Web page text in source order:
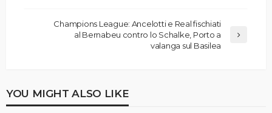
Champions League: Ancelotti e Real fischiati
al Bernabeu contro lo Schalke, Porto a
valanga sul Basilea
YOU MIGHT ALSO LIKE